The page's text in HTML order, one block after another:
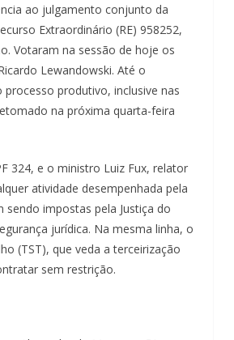
ao julgamento conjunto da
Extraordinário (RE) 958252,
Votaram na sessão de hoje os
Lewandowski. Até o
produtivo, inclusive nas
na próxima quarta-feira
324, e o ministro Luiz Fux, relator
atividade desempenhada pela
impostas pela Justiça do
jurídica. Na mesma linha, o
(TST), que veda a terceirização
sem restrição.